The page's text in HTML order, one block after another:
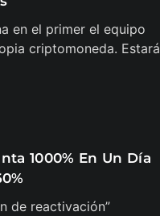
en el primer el equipo
criptomoneda. Estará
1000% En Un Día
de reactivación”